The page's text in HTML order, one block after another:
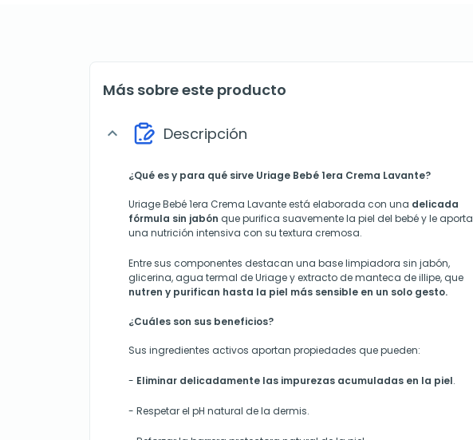
Más sobre este producto
expand_more Descripción
¿Qué es y para qué sirve Uriage Bebé 1era Crema Lavante?
Uriage Bebé 1era Crema Lavante está elaborada con una delicada
fórmula sin jabón que purifica suavemente la piel del bebé y le aporta
una nutrición intensiva con su textura cremosa.
Entre sus componentes destacan una base limpiadora sin jabón,
glicerina, agua termal de Uriage y extracto de manteca de illipe, que
nutren y purifican hasta la piel más sensible en un solo gesto.
¿Cuáles son sus beneficios?
Sus ingredientes activos aportan propiedades que pueden:
- Eliminar delicadamente las impurezas acumuladas en la piel.
- Respetar el pH natural de la dermis.